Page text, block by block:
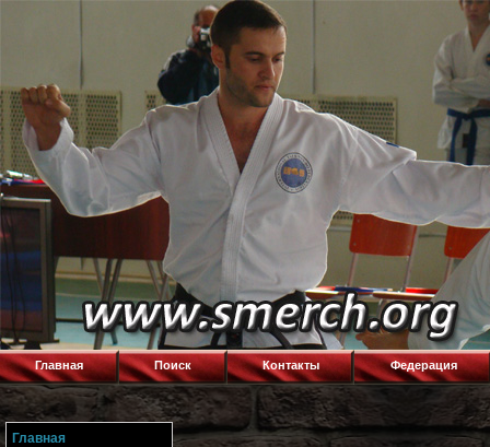
Главная Поиск Контакты Федерация
Главная